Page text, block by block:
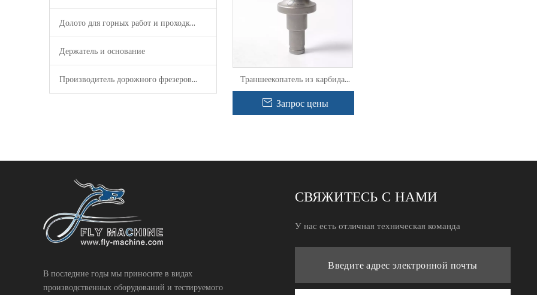
Долото для горных работ и проходки туннелей
Держатель и основание
Производитель дорожного фрезерования
Траншеекопатель из карбида
вольфрама TS30 для
выравнивающего инструмента с
калибром 3,0
Запрос цены
В последние годы мы приносите в видах
производственных оборудований и тестируемого
СВЯЖИТЕСЬ С НАМИ
У нас есть отличная техническая команда